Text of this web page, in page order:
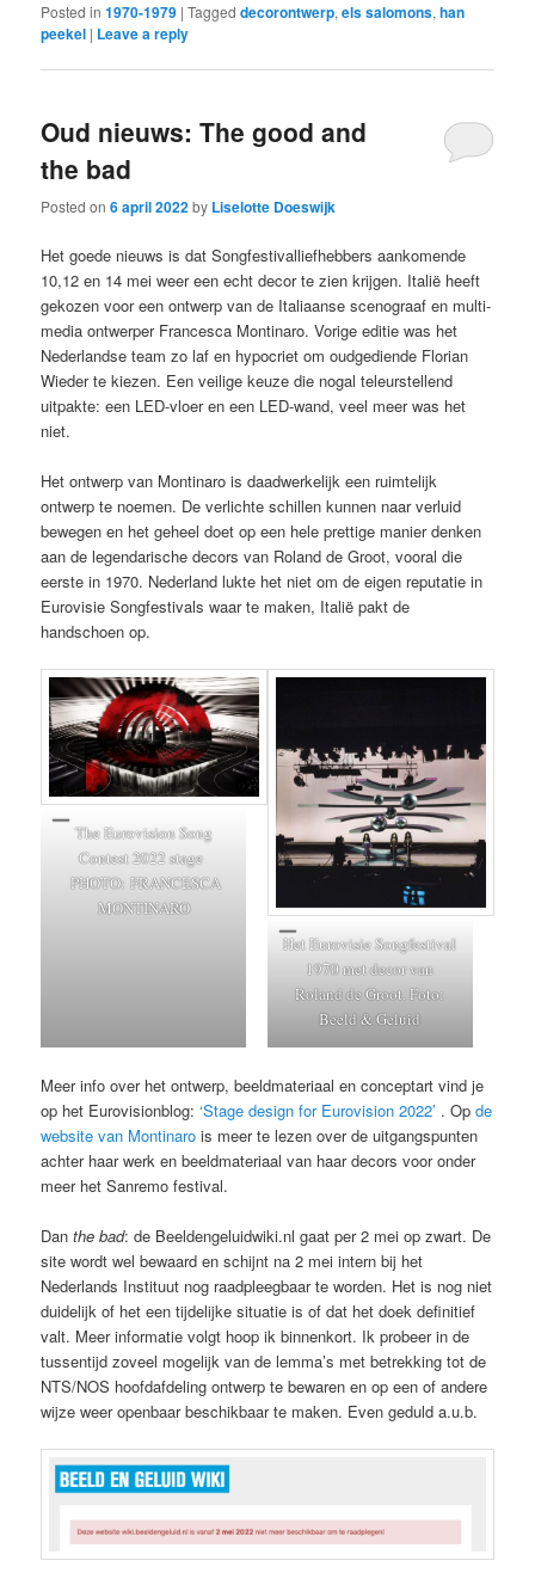
Posted in 1970-1979 |Tagged decorontwerp,els salomons,han
peekel | Leave a reply
Oud nieuws: The good and
the bad
Posted on6 april 2022by Liselotte Doeswijk
Het goede nieuws is dat Songfestivalliefhebbers aankomende
10,12 en 14 mei weer een echt decor te zien krijgen. Italië heeft
gekozen voor een ontwerp van de Italiaanse scenograaf en multi-
media ontwerper Francesca Montinaro. Vorige editie was het
Nederlandse team zo laf en hypocriet om oudgediende Florian
Wieder te kiezen. Een veilige keuze die nogal teleurstellend
uitpakte: een LED-vloer en een LED-wand, veel meer was het
niet.
Het ontwerp van Montinaro is daadwerkelijk een ruimtelijk
ontwerp te noemen. De verlichte schillen kunnen naar verluid
bewegen en het geheel doet op een hele prettige manier denken
aan de legendarische decors van Roland de Groot, vooral die
eerste in 1970. Nederland lukte het niet om de eigen reputatie in
Eurovisie Songfestivals waar te maken, Italië pakt de
handschoen op.
The Eurovision Song
Contest 2022 stage
PHOTO: FRANCESCA
MONTINARO
Het Eurovisie Songfestival
1970 met decor van
Roland de Groot. Foto:
Beeld & Geluid
Meer info over het ontwerp, beeldmateriaal en conceptart vind je
op het Eurovisionblog:‘Stage design for Eurovision 2022’ . Opde
website van Montinaro is meer te lezen over de uitgangspunten
achter haar werk en beeldmateriaal van haar decors voor onder
meer het Sanremo festival.
Danthe bad: de Beeldengeluidwiki.nl gaat per 2 mei op zwart. De
site wordt wel bewaard en schijnt na 2 mei intern bij het
Nederlands Instituut nog raadpleegbaar te worden. Het is nog niet
duidelijk of het een tijdelijke situatie is of dat het doek definitief
valt. Meer informatie volgt hoop ik binnenkort. Ik probeer in de
tussentijd zoveel mogelijk van de lemma’s met betrekking tot de
NTS/NOS hoofdafdeling ontwerp te bewaren en op een of andere
wijze weer openbaar beschikbaar te maken. Even geduld a.u.b.